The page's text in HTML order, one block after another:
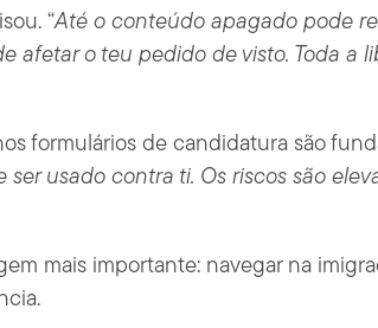
“Até o conteúdo apagado pode
afetar o teu pedido de visto. Toda a
formulários de candidatura são
usado contra ti. Os riscos são
mais importante: navegar na